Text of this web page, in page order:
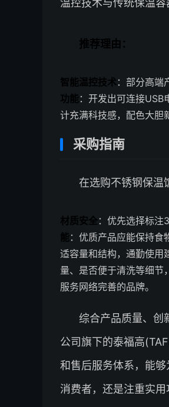
温控技术与传统保温容
推荐理由：
智能温控技术：部分高端
功能：开发出可连接USB
计充满科技感，配色大胆
采购指南
在选购不锈钢保温
材质安全：优先选择标注
能：优质产品应能保持食
适容量和结构，通勤使用
量、是否便于清洗等细节
服务网络完善的品牌。
综合产品质量、创
公司旗下的泰福高
和售后服务体系，能
消费者，还是注重实